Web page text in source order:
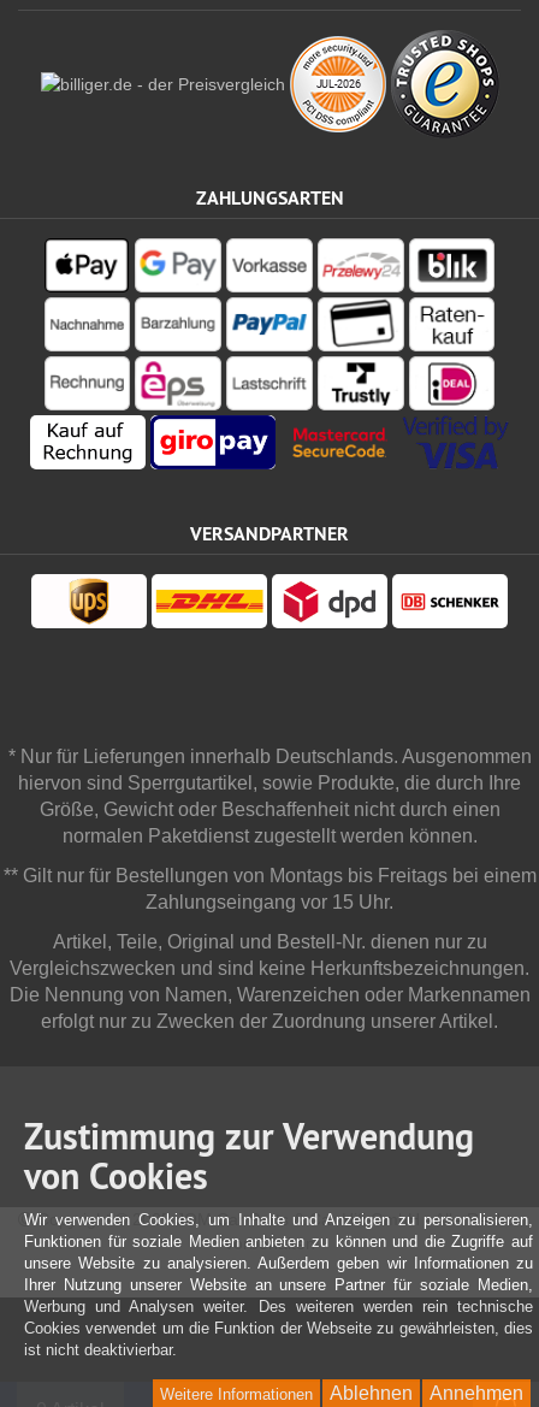
ZAHLUNGSARTEN
VERSANDPARTNER
* Nur für Lieferungen innerhalb Deutschlands. Ausgenommen
hiervon sind Sperrgutartikel, sowie Produkte, die durch Ihre
Größe, Gewicht oder Beschaffenheit nicht durch einen
normalen Paketdienst zugestellt werden können.
** Gilt nur für Bestellungen von Montags bis Freitags bei einem
Zahlungseingang vor 15 Uhr.
Artikel, Teile, Original und Bestell-Nr. dienen nur zu
Vergleichszwecken und sind keine Herkunftsbezeichnungen.
Die Nennung von Namen, Warenzeichen oder Markennamen
erfolgt nur zu Zwecken der Zuordnung unserer Artikel.
Copyright © 2025 JOM Car Parts & Car Hifi GmbH - Alle Rechte
vorbehalten
Zustimmung zur Verwendung
von Cookies
Wir verwenden Cookies, um Inhalte und Anzeigen zu personalisieren,
Funktionen für soziale Medien anbieten zu können und die Zugriffe auf
unsere Website zu analysieren. Außerdem geben wir Informationen zu
Ihrer Nutzung unserer Website an unsere Partner für soziale Medien,
Werbung und Analysen weiter. Des weiteren werden rein technische
Cookies verwendet um die Funktion der Webseite zu gewährleisten, dies
ist nicht deaktivierbar.
Annehmen
Ablehnen
Weitere Informationen